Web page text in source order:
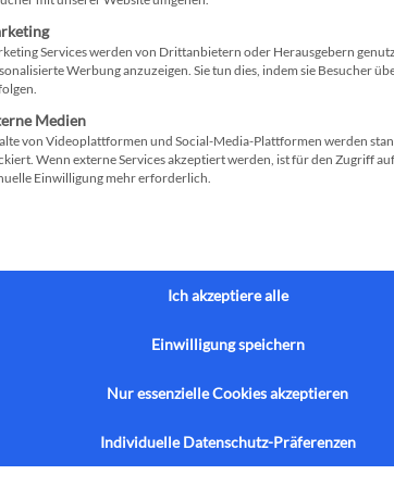
Mit dem
zu 100 %
verarbeitet
Effizienz Ihrer
Aktuelles
Newsletter
Services werden von Drittanbietern oder Herausgebern
Werbung anzuzeigen. Sie tun dies, indem sie Besucher
Medien
von Videoplattformen und Social-Media-Plattformen werden
Wenn externe Services akzeptiert werden, ist für den Zugriff
Einwilligung mehr erforderlich.
Ich akzeptiere alle
Einwilligung speichern
Nur essenzielle Cookies akzeptieren
Individuelle Datenschutz-Präferenzen